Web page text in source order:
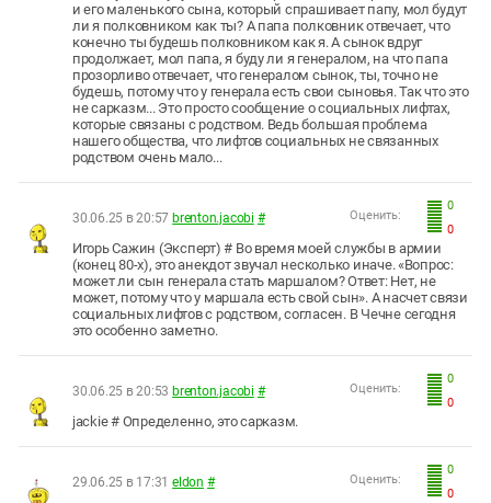
и его маленького сына, который спрашивает папу, мол будут
ли я полковником как ты? А папа полковник отвечает, что
конечно ты будешь полковником как я. А сынок вдруг
продолжает, мол папа, я буду ли я генералом, на что папа
прозорливо отвечает, что генералом сынок, ты, точно не
будешь, потому что у генерала есть свои сыновья. Так что это
не сарказм... Это просто сообщение о социальных лифтах,
которые связаны с родством. Ведь большая проблема
нашего общества, что лифтов социальных не связанных
родством очень мало...
0
0
Оценить:
30.06.25 в 20:57 brenton.jacobi #
Игорь Сажин (Эксперт) # Во время моей службы в армии
(конец 80-х), это анекдот звучал несколько иначе. «Вопрос:
может ли сын генерала стать маршалом? Ответ: Нет, не
может, потому что у маршала есть свой сын». А насчет связи
социальных лифтов с родством, согласен. В Чечне сегодня
это особенно заметно.
0
0
Оценить:
30.06.25 в 20:53 brenton.jacobi #
jackie # Определенно, это сарказм.
0
0
Оценить:
29.06.25 в 17:31 eldon #